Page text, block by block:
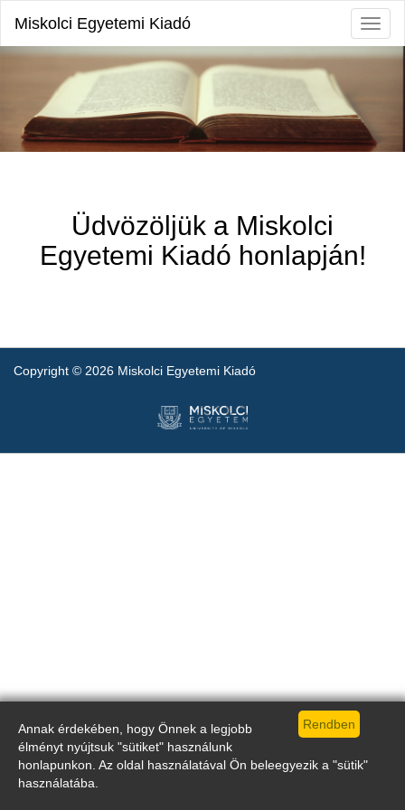
Annak érdekében, hogy Önnek a legjobb
élményt nyújtsuk "sütiket" használunk
honlapunkon. Az oldal használatával Ön beleegyezik a "sütik"
használatába.
Miskolci Egyetemi Kiadó
Üdvözöljük a Miskolci
Egyetemi Kiadó honlapján!
Copyright © 2026 Miskolci Egyetemi Kiadó